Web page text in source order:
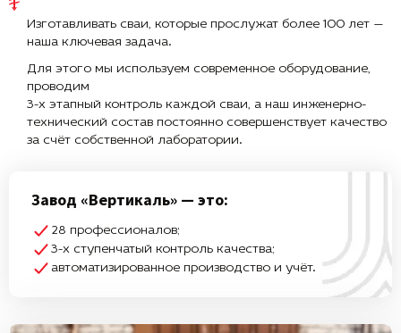
Изготавливать сваи, которые прослужат более 100 лет —
наша ключевая задача.
Для этого мы используем современное оборудование,
проводим
3-х этапный контроль каждой сваи, а наш инженерно-
технический состав постоянно совершенствует качество
за счёт собственной лаборатории.
Завод «Вертикаль» — это:
28 профессионалов;
3-х ступенчатый контроль качества;
автоматизированное производство и учёт.